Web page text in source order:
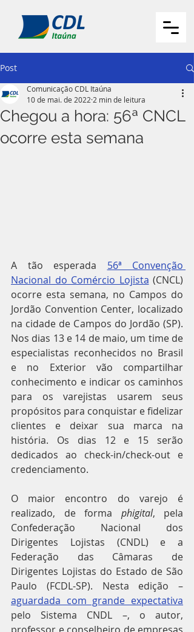
Post
Chegou a hora: 56ª CNCL
ocorre esta semana
Comunicação CDL Itaúna
10 de mai. de 2022 2 min de leitura
A tão esperada 56ª Convenção
Nacional do Comércio Lojista (CNCL)
ocorre esta semana, no Campos do
Jordão Convention Center, localizado
na cidade de Campos do Jordão (SP).
Nos dias 13 e 14 de maio, um time de
especialistas reconhecidos no Brasil
e no Exterior vão compartilhar
conhecimento e indicar os caminhos
para os varejistas usarem seus
propósitos para conquistar e fidelizar
clientes e deixar sua marca na
história. Os dias 12 e 15 serão
dedicados ao check-in/check-out e
credenciamento.
O maior encontro do varejo é
realizado, de forma phigital, pela
Confederação Nacional dos
Dirigentes Lojistas (CNDL) e a
Federação das Câmaras de
Dirigentes Lojistas do Estado de São
aguardada com grande expectativa
pelo Sistema CNDL –, o autor,
professor e conselheiro de empresas